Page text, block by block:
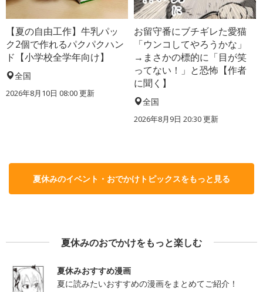
【夏の自由工作】牛乳パッ
ク2個で作れるパクパクハン
ド【小学校全学年向け】
全国
2026年8月10日 08:00更新
お留守番にブチギレた愛猫
「ウンコしてやろうかな」
→まさかの標的に「目が笑
ってない！」と恐怖【作者
に聞く】
全国
2026年8月9日 20:30更新
夏休みのイベント・おでかけトピックスをもっと見る
夏休みのおでかけをもっと楽しむ
夏休みおすすめ漫画
夏に読みたいおすすめの漫画をまとめてご紹介！